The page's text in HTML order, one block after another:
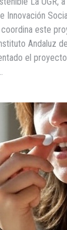
Innovación
este
Andaluz
el